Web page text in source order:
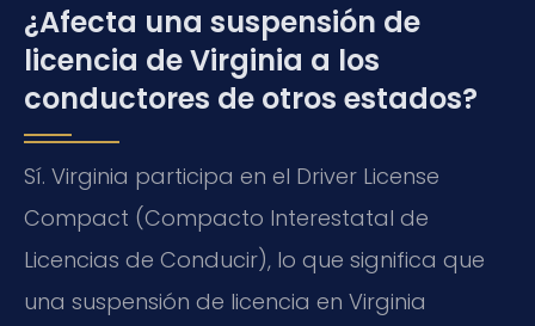
¿Afecta una suspensión de
licencia de Virginia a los
conductores de otros estados?
Sí. Virginia participa en el Driver License
Compact (Compacto Interestatal de
Licencias de Conducir), lo que significa que
una suspensión de licencia en Virginia